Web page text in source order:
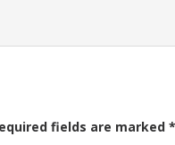
fields are marked *